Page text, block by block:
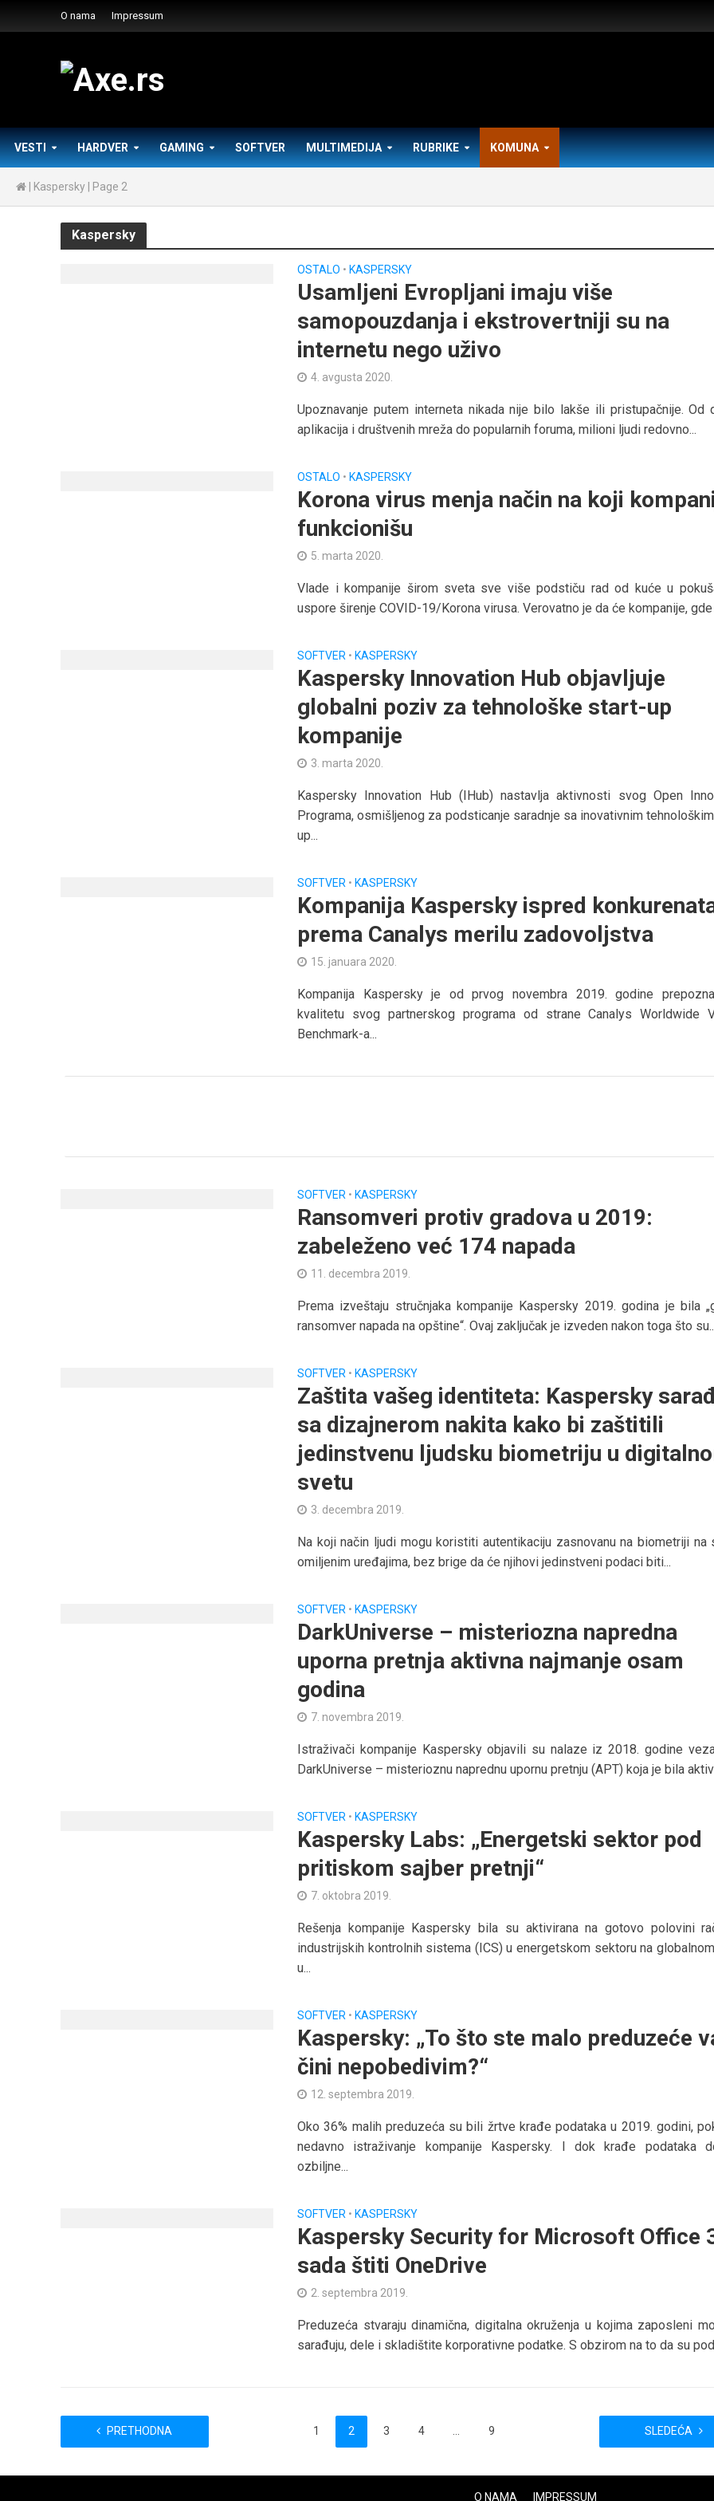
O nama Impressum
VESTI HARDVER GAMING SOFTVER MULTIMEDIJA RUBRIKE KOMUNA
Kaspersky Page 2
Kaspersky
OSTALO • KASPERSKY
Usamljeni Evropljani imaju više
samopouzdanja i ekstrovertniji su na
internetu nego uživo
4. avgusta 2020.
Upoznavanje putem interneta nikada nije bilo lakše ili pristupačnije. Od
aplikacija i društvenih mreža do popularnih foruma, milioni ljudi redovno...
OSTALO • KASPERSKY
Korona virus menja način na koji
funkcionišu
5. marta 2020.
Vlade i kompanije širom sveta sve više podstiču rad od kuće u
uspore širenje COVID-19/Korona virusa. Verovatno je da će kompanije, gde
SOFTVER • KASPERSKY
Kaspersky Innovation Hub objavljuje
globalni poziv za tehnološke start-up
kompanije
3. marta 2020.
Kaspersky Innovation Hub (IHub) nastavlja aktivnosti svog Open
Programa, osmišljenog za podsticanje saradnje sa inovativnim
up...
SOFTVER • KASPERSKY
Kompanija Kaspersky ispred
prema Canalys merilu zadovoljstva
15. januara 2020.
Kompanija Kaspersky je od prvog novembra 2019. godine
kvalitetu svog partnerskog programa od strane Canalys Worldwide
Benchmark-a...
SOFTVER • KASPERSKY
Ransomveri protiv gradova u 2019:
zabeleženo već 174 napada
11. decembra 2019.
Prema izveštaju stručnjaka kompanije Kaspersky 2019. godina je bila
ransomver napada na opštine“. Ovaj zaključak je izveden nakon toga što
SOFTVER • KASPERSKY
Zaštita vašeg identiteta: Kaspersky
sa dizajnerom nakita kako bi zaštitili
jedinstvenu ljudsku biometriju u
svetu
3. decembra 2019.
Na koji način ljudi mogu koristiti autentikaciju zasnovanu na biometriji na
omiljenim uređajima, bez brige da će njihovi jedinstveni podaci biti...
SOFTVER • KASPERSKY
DarkUniverse – misteriozna napredna
uporna pretnja aktivna najmanje osam
godina
7. novembra 2019.
Istraživači kompanije Kaspersky objavili su nalaze iz 2018. godine
DarkUniverse – misterioznu naprednu upornu pretnju (APT) koja je bila
SOFTVER • KASPERSKY
Kaspersky Labs: „Energetski sektor pod
pritiskom sajber pretnji“
7. oktobra 2019.
Rešenja kompanije Kaspersky bila su aktivirana na gotovo polovini
industrijskih kontrolnih sistema (ICS) u energetskom sektoru na
u...
SOFTVER • KASPERSKY
Kaspersky: „To što ste malo preduzeće
čini nepobedivim?“
12. septembra 2019.
Oko 36% malih preduzeća su bili žrtve krađe podataka u 2019. godini,
nedavno istraživanje kompanije Kaspersky. I dok krađe podataka
ozbiljne...
SOFTVER • KASPERSKY
Kaspersky Security for Microsoft Office
sada štiti OneDrive
2. septembra 2019.
Preduzeća stvaraju dinamična, digitalna okruženja u kojima zaposleni
sarađuju, dele i skladištite korporativne podatke. S obzirom na to da su
PRETHODNA 1 2 3 4 9 SLEDEĆA
O NAMA IMPRESSUM